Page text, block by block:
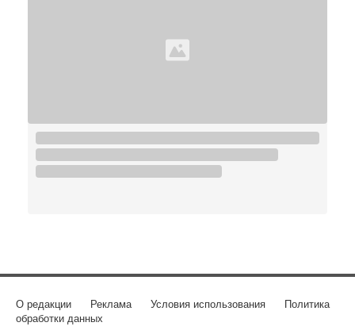
О редакции Реклама Условия использования
Политика
обработки данных